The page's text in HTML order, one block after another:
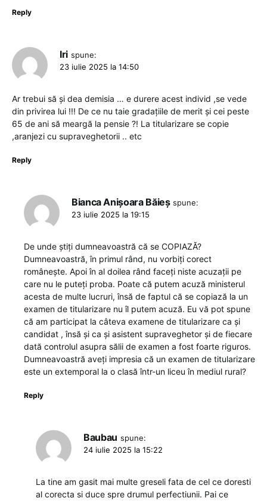
Reply
Iri spune:
23 iulie 2025 la 14:50
Ar trebui să și dea demisia … e durere acest individ ,se vede
din privirea lui !!! De ce nu taie gradațiile de merit și cei peste
65 de ani să meargă la pensie ?! La titularizare se copie
,aranjezi cu supraveghetorii .. etc
Reply
Bianca Anișoara Băieș spune:
23 iulie 2025 la 19:15
De unde știți dumneavoastră că se COPIAZĂ?
Dumneavoastră, în primul rând, nu vorbiți corect
românește. Apoi în al doilea rând faceți niste acuzații pe
care nu le puteți proba. Poate că putem acuză ministerul
acesta de multe lucruri, însă de faptul că se copiază la un
examen de titularizare nu îl putem acuză. Eu vă pot spune
că am participat la câteva examene de titularizare ca și
candidat , însă și ca și asistent supraveghetor și de fiecare
dată controlul asupra sălii de examen a fost foarte riguros.
Dumneavoastră aveți impresia că un examen de titularizare
este un extemporal la o clasă într-un liceu în mediul rural?
Reply
Baubau spune:
24 iulie 2025 la 15:22
La tine am gasit mai multe greseli fata de cel ce doresti
al corecta si duce spre drumul perfectiunii. Pai ce